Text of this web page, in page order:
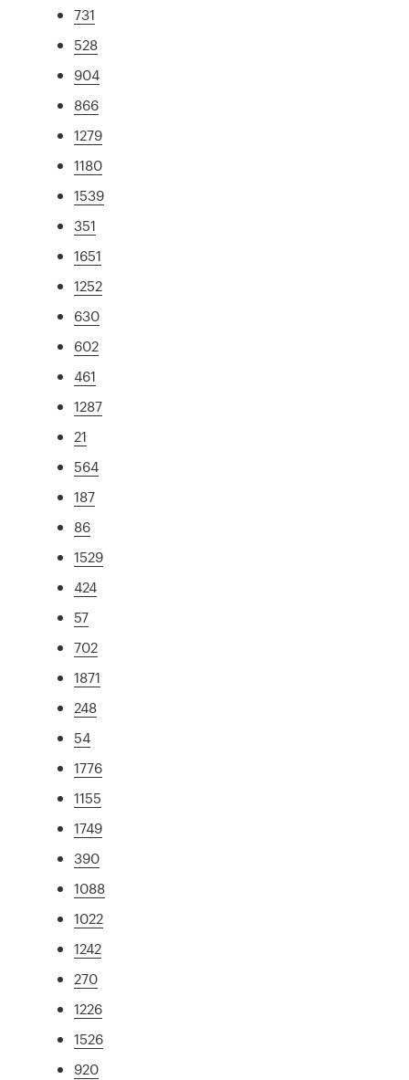
731
528
904
866
1279
1180
1539
351
1651
1252
630
602
461
1287
21
564
187
86
1529
424
57
702
1871
248
54
1776
1155
1749
390
1088
1022
1242
270
1226
1526
920